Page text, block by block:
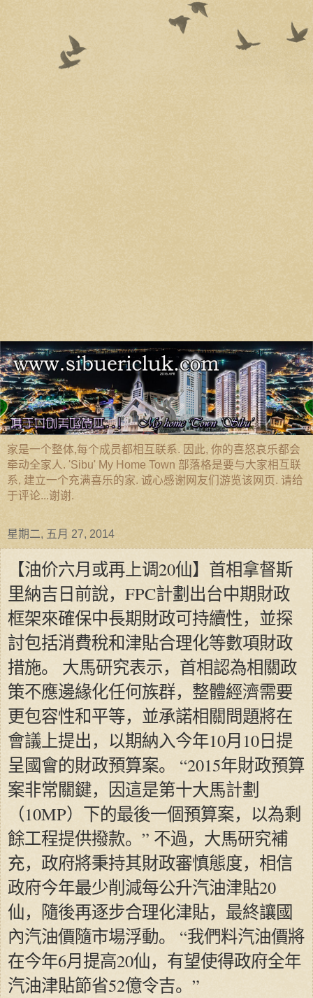
家是一个整体,每个成员都相互联系. 因此, 你的喜怒哀乐都会
牵动全家人. 'Sibu' My Home Town 部落格是要与大家相互联
系, 建立一个充满喜乐的家. 诚心感谢网友们游览该网页. 请给
于评论...谢谢.
星期二, 五月 27, 2014
【油价六月或再上调20仙】首相拿督斯
里納吉日前說，FPC計劃出台中期財政
框架來確保中長期財政可持續性，並探
討包括消費稅和津貼合理化等數項財政
措施。 大馬研究表示，首相認為相關政
策不應邊緣化任何族群，整體經濟需要
更包容性和平等，並承諾相關問題將在
會議上提出，以期納入今年10月10日提
呈國會的財政預算案。 “2015年財政預算
案非常關鍵，因這是第十大馬計劃
（10MP）下的最後一個預算案，以為剩
餘工程提供撥款。” 不過，大馬研究補
充，政府將秉持其財政審慎態度，相信
政府今年最少削減每公升汽油津貼20
仙，隨後再逐步合理化津貼，最終讓國
內汽油價隨市場浮動。 “我們料汽油價將
在今年6月提高20仙，有望使得政府全年
汽油津貼節省52億令吉。”